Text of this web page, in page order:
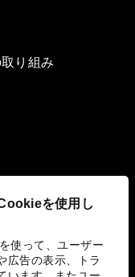
を使用し
使って、ユーザー
広告の表示、トラ
り組み